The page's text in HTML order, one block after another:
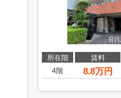
所在階 賃料
4階
8.8万円